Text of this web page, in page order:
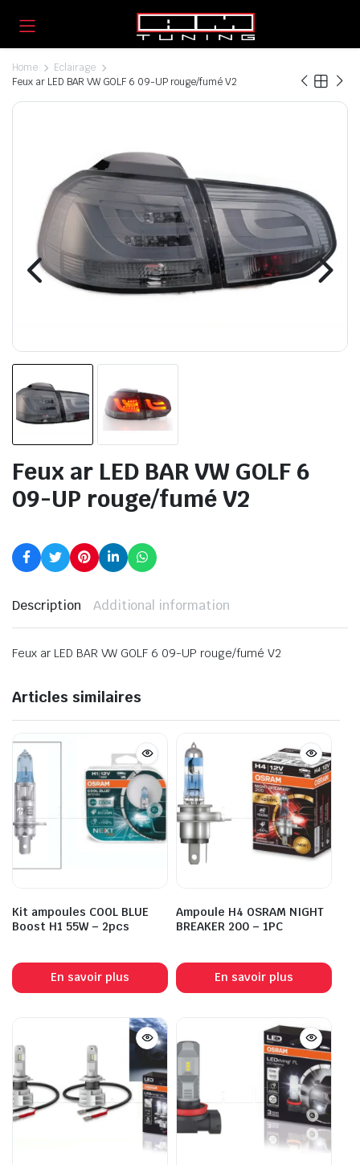
Home
Eclairage
Feux ar LED BAR VW GOLF 6 09-UP rouge/fumé V2
Feux ar LED BAR VW GOLF 6
09-UP rouge/fumé V2
Description Additional information
Feux ar LED BAR VW GOLF 6 09-UP rouge/fumé V2
Articles similaires
Kit ampoules COOL BLUE
Boost H1 55W – 2pcs
En savoir plus
Ampoule H4 OSRAM NIGHT
BREAKER 200 – 1PC
En savoir plus